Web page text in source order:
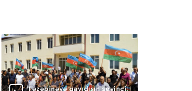
Təzəbinəyə qayıdışın sevinci: